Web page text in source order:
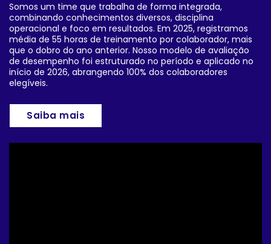
Somos um time que trabalha de forma integrada,
combinando conhecimentos diversos, disciplina
operacional e foco em resultados. Em 2025, registramos
média de 55 horas de treinamento por colaborador, mais
que o dobro do ano anterior. Nosso modelo de avaliação
de desempenho foi estruturado no período e aplicado no
início de 2026, abrangendo 100% dos colaboradores
elegíveis.
Saiba mais